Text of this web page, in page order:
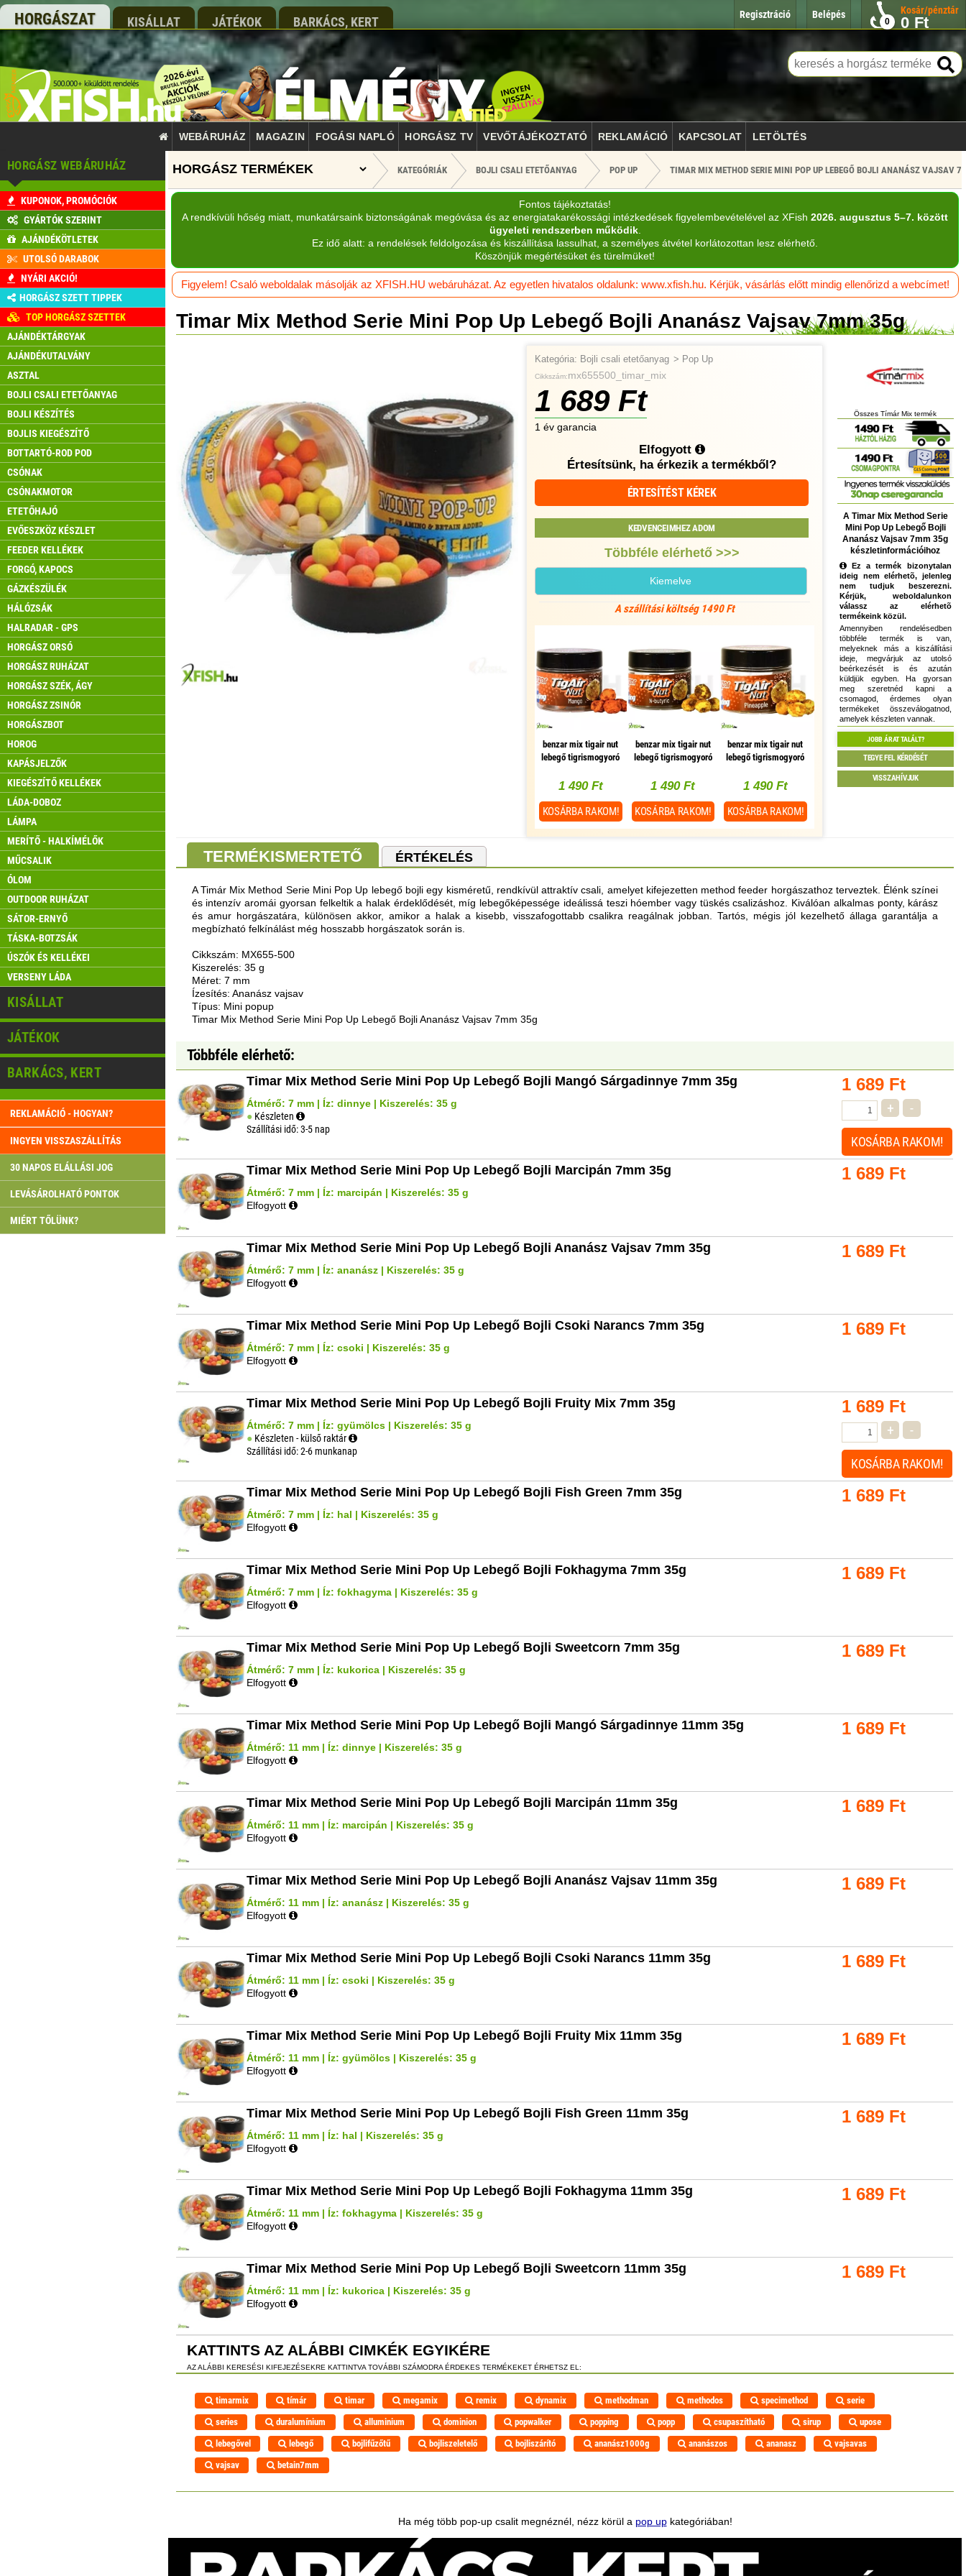
HORGÁSZAT KISÁLLAT JÁTÉKOK BARKÁCS, KERT 0
Kosár/pénztár
0 Ft
Belépés
Regisztráció
WEBÁRUHÁZ MAGAZIN FOGÁSI NAPLÓ HORGÁSZ TV VEVŐTÁJÉKOZTATÓ REKLAMÁCIÓ KAPCSOLAT LETÖLTÉS
HORGÁSZ WEBÁRUHÁZ
KUPONOK, PROMÓCIÓK
GYÁRTÓK SZERINT
AJÁNDÉKÖTLETEK
UTOLSÓ DARABOK
NYÁRI AKCIÓ!
HORGÁSZ SZETT TIPPEK
TOP HORGÁSZ SZETTEK
AJÁNDÉKTÁRGYAK
AJÁNDÉKUTALVÁNY
ASZTAL
BOJLI CSALI ETETŐANYAG
BOJLI KÉSZÍTÉS
BOJLIS KIEGÉSZÍTŐ
BOTTARTÓ-ROD POD
CSÓNAK
CSÓNAKMOTOR
ETETŐHAJÓ
EVŐESZKÖZ KÉSZLET
FEEDER KELLÉKEK
FORGÓ, KAPOCS
GÁZKÉSZÜLÉK
HÁLÓZSÁK
HALRADAR - GPS
HORGÁSZ ORSÓ
HORGÁSZ RUHÁZAT
HORGÁSZ SZÉK, ÁGY
HORGÁSZ ZSINÓR
HORGÁSZBOT
HOROG
KAPÁSJELZŐK
KIEGÉSZÍTŐ KELLÉKEK
LÁDA-DOBOZ
LÁMPA
MERÍTŐ - HALKÍMÉLŐK
MŰCSALIK
ÓLOM
OUTDOOR RUHÁZAT
SÁTOR-ERNYŐ
TÁSKA-BOTZSÁK
ÚSZÓK ÉS KELLÉKEI
VERSENY LÁDA
KISÁLLAT
JÁTÉKOK
BARKÁCS, KERT
REKLAMÁCIÓ - HOGYAN?
INGYEN VISSZASZÁLLÍTÁS
30 NAPOS ELÁLLÁSI JOG
LEVÁSÁROLHATÓ PONTOK
MIÉRT TŐLÜNK?
KATEGÓRIÁK BOJLI CSALI ETETŐANYAG POP UP TIMAR MIX METHOD SERIE MINI POP UP LEBEGŐ BOJLI ANANÁSZ VAJSAV
Fontos tájékoztatás!
A rendkívüli hőség miatt, munkatársaink biztonságának megóvása és az energiatakarékossági intézkedések figyelembevételével az XFish 2026. augusztus 5–7. között
ügyeleti rendszerben működik.
Ez idő alatt: a rendelések feldolgozása és kiszállítása lassulhat, a személyes átvétel korlátozottan lesz elérhető.
Köszönjük megértésüket és türelmüket!
Figyelem! Csaló weboldalak másolják az XFISH.HU webáruházat. Az egyetlen hivatalos oldalunk: www.xfish.hu. Kérjük, vásárlás előtt mindig ellenőrizd a webcímet!
Timar Mix Method Serie Mini Pop Up Lebegő Bojli Ananász Vajsav 7mm 35g
Kategória: Bojli csali etetőanyag > Pop Up
Cikkszám:mx655500_timar_mix
1 689 Ft
1 év garancia
Elfogyott
Értesítsünk, ha érkezik a termékből?
ÉRTESÍTÉST KÉREK
KEDVENCEIMHEZ ADOM
Többféle elérhető >>>
Kiemelve
A szállítási költség 1490 Ft
benzar mix tigair nut
lebegő tigrismogyoró
1 490 Ft
KOSÁRBA RAKOM!
benzar mix tigair nut
lebegő tigrismogyoró
1 490 Ft
KOSÁRBA RAKOM!
benzar mix tigair nut
lebegő tigrismogyoró
1 490 Ft
KOSÁRBA RAKOM!
Összes Tímár Mix termék
A Timar Mix Method Serie
Mini Pop Up Lebegő Bojli
Ananász Vajsav 7mm 35g
készletinformációihoz
Ez a termék bizonytalan
ideig nem elérhetõ, jelenleg
nem tudjuk beszerezni.
Kérjük, weboldalunkon
válassz az elérhetõ
termékeink közül.
Amennyiben rendelésedben
többféle termék is van,
melyeknek más a kiszállítási
ideje, megvárjuk az utolsó
beérkezését is és azután
küldjük egyben. Ha gyorsan
meg szeretnéd kapni a
csomagod, érdemes olyan
termékeket összeválogatnod,
amelyek készleten vannak.
JOBB ÁRAT TALÁLT?
TEGYE FEL KÉRDÉSÉT
VISSZAHÍVJUK
TERMÉKISMERTETŐ ÉRTÉKELÉS
A Timár Mix Method Serie Mini Pop Up lebegő bojli egy kisméretű, rendkívül attraktív csali, amelyet kifejezetten method feeder horgászathoz terveztek. Élénk színei
és intenzív aromái gyorsan felkeltik a halak érdeklődését, míg lebegőképessége ideálissá teszi hóember vagy tüskés csalizáshoz. Kiválóan alkalmas ponty, kárász
és amur horgászatára, különösen akkor, amikor a halak a kisebb, visszafogottabb csalikra reagálnak jobban. Tartós, mégis jól kezelhető állaga garantálja a
megbízható felkínálást még hosszabb horgászatok során is.
Cikkszám: MX655-500
Kiszerelés: 35 g
Méret: 7 mm
Ízesítés: Ananász vajsav
Típus: Mini popup
Timar Mix Method Serie Mini Pop Up Lebegő Bojli Ananász Vajsav 7mm 35g
Többféle elérhető:
Timar Mix Method Serie Mini Pop Up Lebegő Bojli Mangó Sárgadinnye 7mm 35g
Átmérő: 7 mm | Íz: dinnye | Kiszerelés: 35 g
Készleten
Szállítási idő: 3-5 nap
1 689 Ft
+ -
KOSÁRBARAKOM!
Timar Mix Method Serie Mini Pop Up Lebegő Bojli Marcipán 7mm 35g
Átmérő: 7 mm | Íz: marcipán | Kiszerelés: 35 g
Elfogyott
1 689 Ft
Timar Mix Method Serie Mini Pop Up Lebegő Bojli Ananász Vajsav 7mm 35g
Átmérő: 7 mm | Íz: ananász | Kiszerelés: 35 g
Elfogyott
1 689 Ft
Timar Mix Method Serie Mini Pop Up Lebegő Bojli Csoki Narancs 7mm 35g
Átmérő: 7 mm | Íz: csoki | Kiszerelés: 35 g
Elfogyott
1 689 Ft
Timar Mix Method Serie Mini Pop Up Lebegő Bojli Fruity Mix 7mm 35g
Átmérő: 7 mm | Íz: gyümölcs | Kiszerelés: 35 g
Készleten - külső raktár
Szállítási idő: 2-6 munkanap
1 689 Ft
+ -
KOSÁRBARAKOM!
Timar Mix Method Serie Mini Pop Up Lebegő Bojli Fish Green 7mm 35g
Átmérő: 7 mm | Íz: hal | Kiszerelés: 35 g
Elfogyott
1 689 Ft
Timar Mix Method Serie Mini Pop Up Lebegő Bojli Fokhagyma 7mm 35g
Átmérő: 7 mm | Íz: fokhagyma | Kiszerelés: 35 g
Elfogyott
1 689 Ft
Timar Mix Method Serie Mini Pop Up Lebegő Bojli Sweetcorn 7mm 35g
Átmérő: 7 mm | Íz: kukorica | Kiszerelés: 35 g
Elfogyott
1 689 Ft
Timar Mix Method Serie Mini Pop Up Lebegő Bojli Mangó Sárgadinnye 11mm 35g
Átmérő: 11 mm | Íz: dinnye | Kiszerelés: 35 g
Elfogyott
1 689 Ft
Timar Mix Method Serie Mini Pop Up Lebegő Bojli Marcipán 11mm 35g
Átmérő: 11 mm | Íz: marcipán | Kiszerelés: 35 g
Elfogyott
1 689 Ft
Timar Mix Method Serie Mini Pop Up Lebegő Bojli Ananász Vajsav 11mm 35g
Átmérő: 11 mm | Íz: ananász | Kiszerelés: 35 g
Elfogyott
1 689 Ft
Timar Mix Method Serie Mini Pop Up Lebegő Bojli Csoki Narancs 11mm 35g
Átmérő: 11 mm | Íz: csoki | Kiszerelés: 35 g
Elfogyott
1 689 Ft
Timar Mix Method Serie Mini Pop Up Lebegő Bojli Fruity Mix 11mm 35g
Átmérő: 11 mm | Íz: gyümölcs | Kiszerelés: 35 g
Elfogyott
1 689 Ft
Timar Mix Method Serie Mini Pop Up Lebegő Bojli Fish Green 11mm 35g
Átmérő: 11 mm | Íz: hal | Kiszerelés: 35 g
Elfogyott
1 689 Ft
Timar Mix Method Serie Mini Pop Up Lebegő Bojli Fokhagyma 11mm 35g
Átmérő: 11 mm | Íz: fokhagyma | Kiszerelés: 35 g
Elfogyott
1 689 Ft
Timar Mix Method Serie Mini Pop Up Lebegő Bojli Sweetcorn 11mm 35g
Átmérő: 11 mm | Íz: kukorica | Kiszerelés: 35 g
Elfogyott
1 689 Ft
KATTINTS AZ ALÁBBI CIMKÉK EGYIKÉRE
AZ ALÁBBI KERESÉSI KIFEJEZÉSEKRE KATTINTVA TOVÁBBI SZÁMODRA ÉRDEKES TERMÉKEKET ÉRHETSZ EL:
timarmix tímár timar megamix remix dynamix methodman methodos specimethod
serie
series
duralumínium alluminium dominion popwalker popping popp csupaszítható sirup
upose
lebegővel
lebegő bojlifűzőtű bojliszeletelő bojliszárító ananász1000g ananászos ananasz
vajsavas
vajsav
betain7mm
Ha még több pop-up csalit megnéznél, nézz körül a pop upkategóriában!